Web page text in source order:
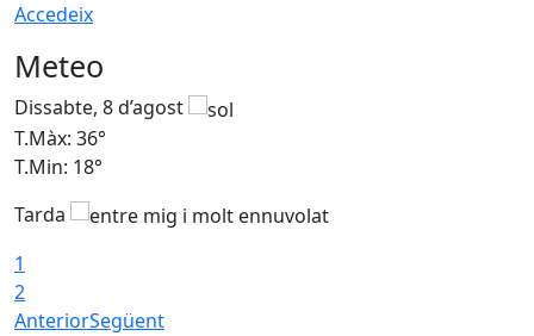
Accedeix
Meteo
Dissabte, 8 d’agost
T.Màx: 36°
T.Min: 18°
Tarda
1
2
AnteriorSegüent